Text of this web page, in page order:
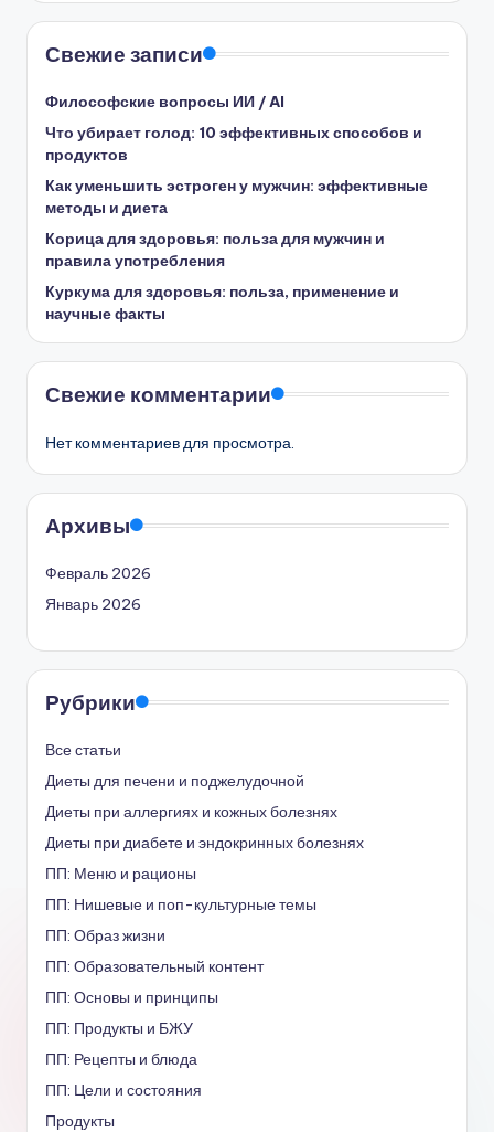
Свежие записи
Философские вопросы ИИ / AI
Что убирает голод: 10 эффективных способов и
продуктов
Как уменьшить эстроген у мужчин: эффективные
методы и диета
Корица для здоровья: польза для мужчин и
правила употребления
Куркума для здоровья: польза, применение и
научные факты
Свежие комментарии
Нет комментариев для просмотра.
Архивы
Февраль 2026
Январь 2026
Рубрики
Все статьи
Диеты для печени и поджелудочной
Диеты при аллергиях и кожных болезнях
Диеты при диабете и эндокринных болезнях
ПП: Меню и рационы
ПП: Нишевые и поп-культурные темы
ПП: Образ жизни
ПП: Образовательный контент
ПП: Основы и принципы
ПП: Продукты и БЖУ
ПП: Рецепты и блюда
ПП: Цели и состояния
Продукты